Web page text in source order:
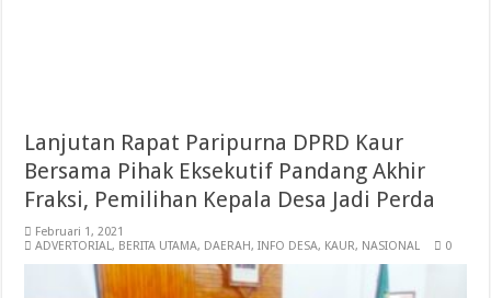
Lanjutan Rapat Paripurna DPRD Kaur
Bersama Pihak Eksekutif Pandang Akhir
Fraksi, Pemilihan Kepala Desa Jadi Perda
Februari 1, 2021
ADVERTORIAL, BERITA UTAMA, DAERAH,INFO DESA, KAUR, NASIONAL 0